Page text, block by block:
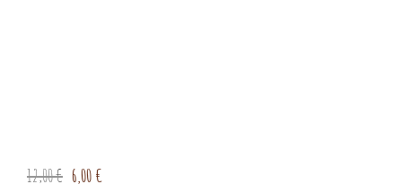
12,00€ Le
6,00 €